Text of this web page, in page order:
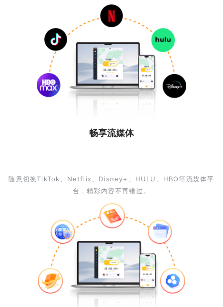
畅享流媒体
随意切换TikTok、Netflix、Disney+、HULU、HBO等流媒体平
台，精彩内容不再错过。